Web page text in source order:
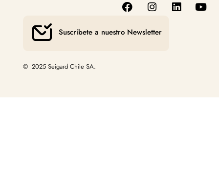
Suscríbete a nuestro Newsletter
© 2025 Seigard Chile SA.